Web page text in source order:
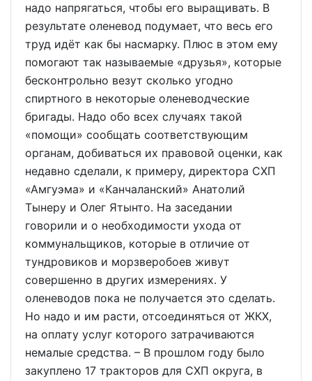
надо напрягаться, чтобы его выращивать. В
результате оленевод подумает, что весь его
труд идёт как бы насмарку. Плюс в этом ему
помогают так называемые «друзья», которые
бесконтрольно везут сколько угодно
спиртного в некоторые оленеводческие
бригады. Надо обо всех случаях такой
«помощи» сообщать соответствующим
органам, добиваться их правовой оценки, как
недавно сделали, к примеру, директора СХП
«Амгуэма» и «Канчаланский» Анатолий
Тынеру и Олег Ятынто. На заседании
говорили и о необходимости ухода от
коммунальщиков, которые в отличие от
тундровиков и морзверобоев живут
совершенно в других измерениях. У
оленеводов пока не получается это сделать.
Но надо и им расти, отсоединяться от ЖКХ,
на оплату услуг которого затрачиваются
немалые средства. – В прошлом году было
закуплено 17 тракторов для СХП округа, в